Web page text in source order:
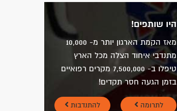
היו שותפים!
מאז הקמת הארגון יותר מ- 10,000
מתנדבי איחוד הצלה מכל הארץ
טיפלו ב- 7,500,000 מקרים רפואיים
בזמן הגעה חסר תקדים!
לתרומה להתנדבות